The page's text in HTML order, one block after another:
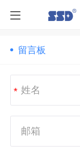
留言板
*